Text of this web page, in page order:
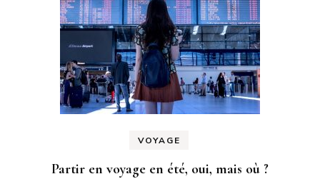
VOYAGE
Partir en voyage en été, oui, mais où ?